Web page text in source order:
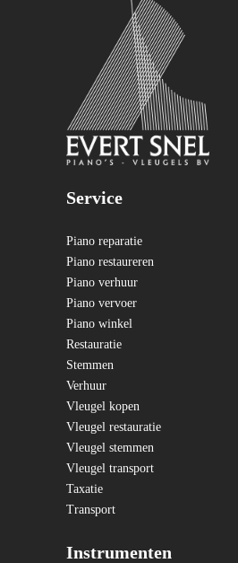
Service
Piano reparatie
Piano restaureren
Piano verhuur
Piano vervoer
Piano winkel
Restauratie
Stemmen
Verhuur
Vleugel kopen
Vleugel restauratie
Vleugel stemmen
Vleugel transport
Taxatie
Transport
Instrumenten